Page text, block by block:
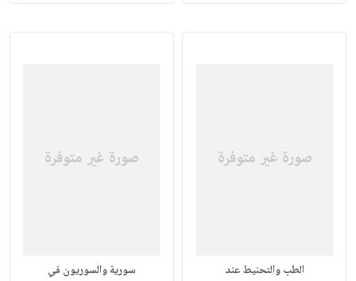
الطب والتحنيط عند سورية والسوريون في